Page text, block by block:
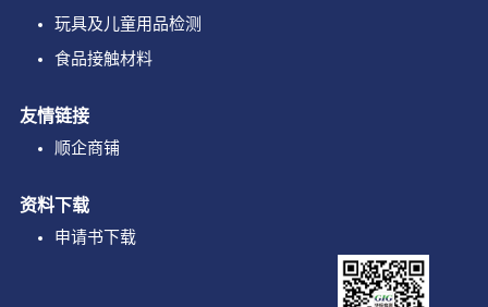
玩具及儿童用品检测
食品接触材料
友情链接
顺企商铺
资料下载
申请书下载